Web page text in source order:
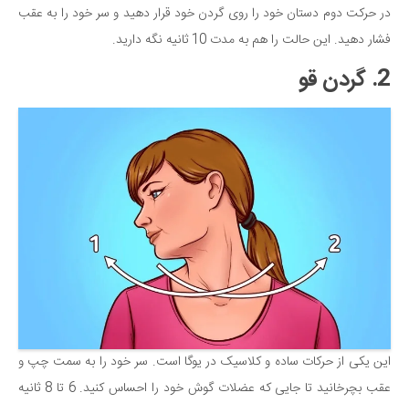
فناوری‌ها
نجوم و هوا فضا
زمین و محیط زیست
خودرو
مسابقه
در حرکت دوم دستان خود را روی گردن خود قرار دهید و سر خود را به عقب
فشار دهید. این حالت را هم به مدت 10 ثانیه نگه دارید.
2. گردن قو
این یکی از حرکات ساده و کلاسیک در یوگا است. سر خود را به سمت چپ و
عقب بچرخانید تا جایی که عضلات گوش خود را احساس کنید. 6 تا 8 ثانیه